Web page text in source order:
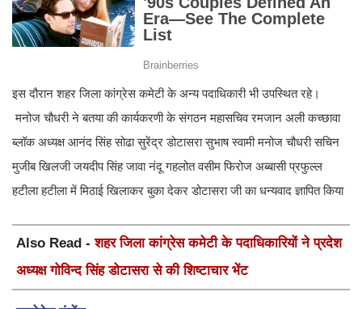
इस दौरान शहर जिला कांग्रेस कमेटी के अन्य पदाधिकारी भी उपस्थित रहे।
मनोज चौधरी ने बतया की कार्यकरणी के संगठन महासचिव रमजान अली कच्छावा
ब्लॉक अध्यक्ष आनंद सिंह सोढा सुरेंद्र डोटासरा सुभाष स्वामी मनोज चौधरी सचिन
मुजीब खिलजी जयदीप सिंह जावा नंदू गहलोत वसीम फिरोज अब्बासी प्रफुल्ल
हटीला हटीला में मिठाई खिलाकर बुका देकर डोटासरा जी का धन्यवाद ज्ञापित किया
Also Read -शहर जिला कांग्रेस कमेटी के पदाधिकारियों ने प्रदेश
अध्यक्ष गोविन्द सिंह डोटासरा से की शिष्टाचार भेंट